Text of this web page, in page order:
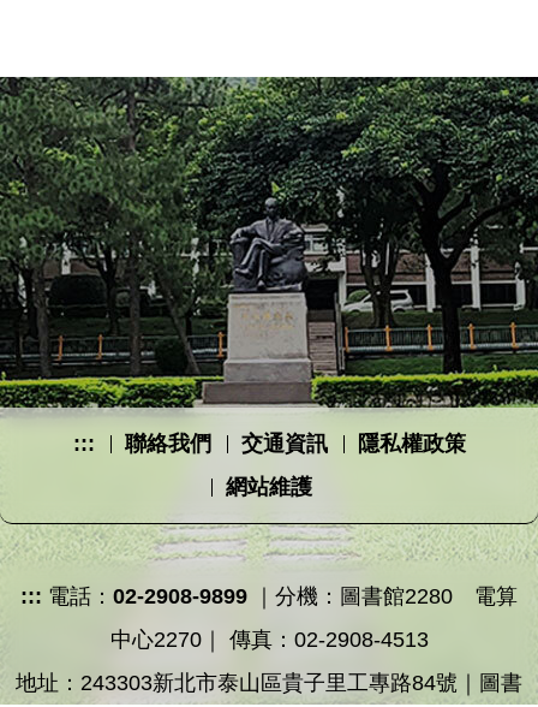
::: 聯絡我們 交通資訊
隱私權政策
網站維護
::: 電話： 02-2908-9899 ｜分機：圖書館2280 電算
中心2270｜ 傳真：02-2908-4513
地址：243303新北市泰山區貴子里工專路84號｜圖書